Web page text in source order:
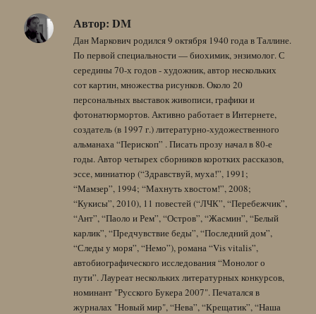
Автор: DM
Дан Маркович родился 9 октября 1940 года в Таллине.
По первой специальности — биохимик, энзимолог. С
середины 70-х годов - художник, автор нескольких
сот картин, множества рисунков. Около 20
персональных выставок живописи, графики и
фотонатюрмортов. Активно работает в Интернете,
создатель (в 1997 г.) литературно-художественного
альманаха “Перископ” . Писать прозу начал в 80-е
годы. Автор четырех сборников коротких рассказов,
эссе, миниатюр (“Здравствуй, муха!”, 1991;
“Мамзер”, 1994; “Махнуть хвостом!”, 2008;
“Кукисы”, 2010), 11 повестей (“ЛЧК”, “Перебежчик”,
“Ант”, “Паоло и Рем”, “Остров”, “Жасмин”, “Белый
карлик”, “Предчувствие беды”, “Последний дом”,
“Следы у моря”, “Немо”), романа “Vis vitalis”,
автобиографического исследования “Монолог о
пути”. Лауреат нескольких литературных конкурсов,
номинант "Русского Букера 2007". Печатался в
журналах "Новый мир", “Нева”, “Крещатик”, “Наша